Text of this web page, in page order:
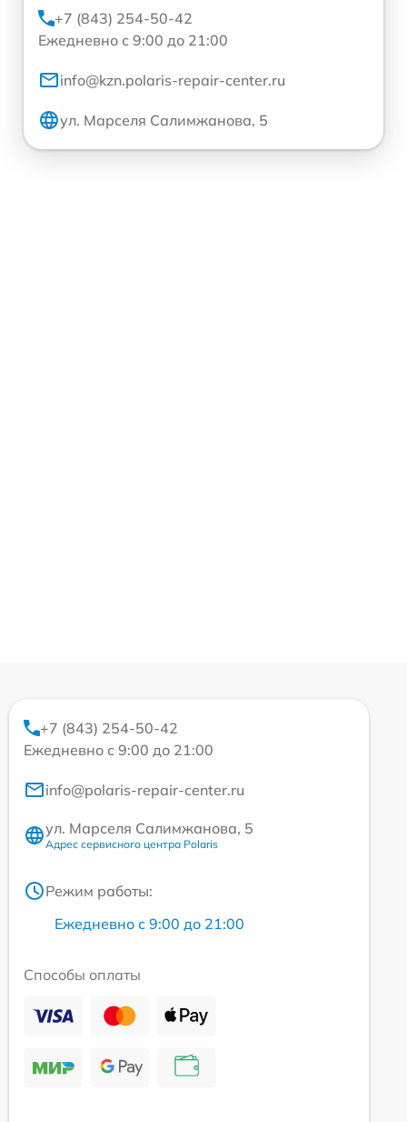
+7 (843) 254-50-42
Ежедневно с 9:00 до 21:00
info@kzn.polaris-repair-center.ru
ул. Марселя Салимжанова, 5
+7 (843) 254-50-42
Ежедневно с 9:00 до 21:00
info@polaris-repair-center.ru
ул. Марселя Салимжанова, 5
Адрес сервисного центра Polaris
Режим работы:
Ежедневно с 9:00 до 21:00
Способы оплаты